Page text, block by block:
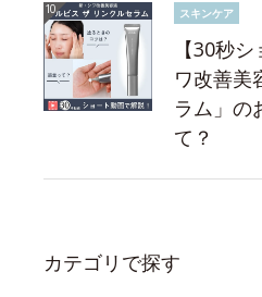
スキンケア
【30秒
ワ改善美
ラム」の
て？
カテゴリで探す